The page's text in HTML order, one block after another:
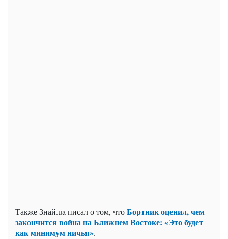
Также Знай.ua писал о том, чтоБортник оценил, чем
закончится война на Ближнем Востоке: «Это будет
как минимум ничья».